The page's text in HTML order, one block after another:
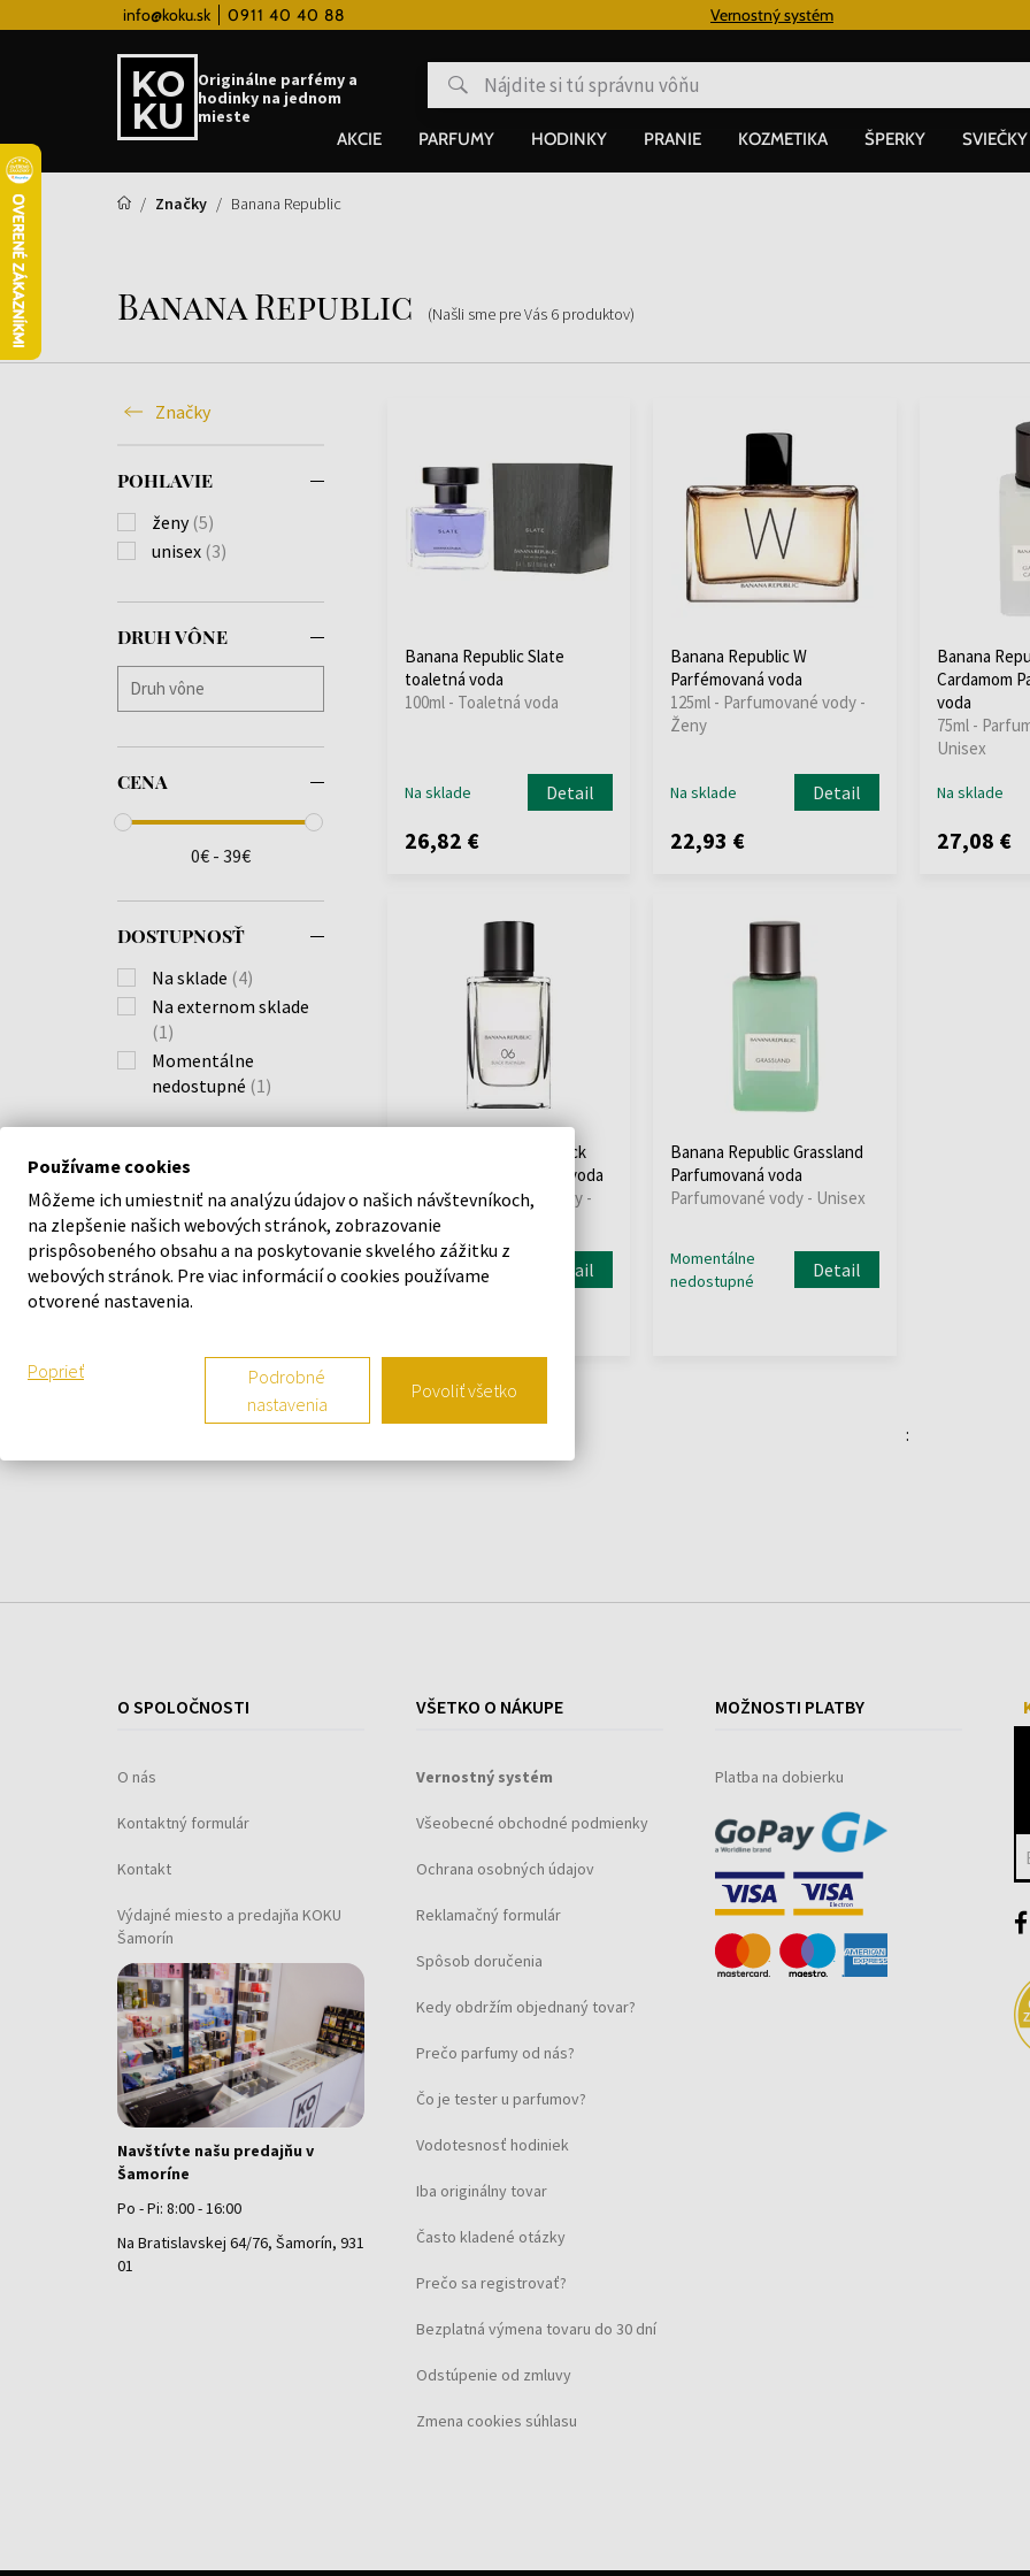
info@koku.sk 0911 40 40 88
Doprava zadarmo pre všetky hodinky od 80€ Vernostný systém
Originálne parfémy a
hodinky na jednom
mieste
AKCIE
PARFUMY HODINKY PRANIE KOZMETIKA ŠPERKY SVIEČKY
Značky Banana Republic
Banana Republic (Našli sme pre Vás 6 produktov)
Značky
POHLAVIE
ženy(5)
unisex (3)
DRUH VÔNE
CENA
0€ - 39€
DOSTUPNOSŤ
Na sklade (4)
Na externom sklade
(1)
Momentálne
nedostupné (1)
OBJEM
75ml - 125ml
Banana Republic Slate
toaletná voda
100ml - Toaletná voda
Na sklade Detail
26,82 €
Banana Republic W
Parfémovaná voda
125ml - Parfumované vody -
Ženy
Na sklade Detail
22,93 €
Banana
Cardamom
voda
75ml -
Unisex
Na sklade
27,08 €
Banana Republic 06 Black
Platinum Parfumovaná voda
75ml - Parfumované vody -
Unisex
Odošleme do
12.08.
Detail
Banana Republic Grassland
Parfumovaná voda
Parfumované vody - Unisex
Momentálne
nedostupné
Detail
:
O SPOLOČNOSTI
O nás
Kontaktný formulár
Kontakt
Výdajné miesto a predajňa KOKU
Šamorín
Navštívte našu predajňu v
Šamoríne
Po - Pi: 8:00 - 16:00
Na Bratislavskej 64/76, Šamorín, 931
01
VŠETKO O NÁKUPE
Vernostný systém
Všeobecné obchodné podmienky
Ochrana osobných údajov
Reklamačný formulár
Spôsob doručenia
Kedy obdržím objednaný tovar?
Prečo parfumy od nás?
Čo je tester u parfumov?
Vodotesnosť hodiniek
Iba originálny tovar
Často kladené otázky
Prečo sa registrovať?
Bezplatná výmena tovaru do 30 dní
Odstúpenie od zmluvy
Zmena cookies súhlasu
MOŽNOSTI PLATBY
Platba na dobierku
Používame cookies
Môžeme ich umiestniť na analýzu údajov o našich návštevníkoch,
na zlepšenie našich webových stránok, zobrazovanie
prispôsobeného obsahu a na poskytovanie skvelého zážitku z
webových stránok. Pre viac informácií o cookies používame
otvorené nastavenia.
Poprieť
Podrobné
nastavenia
Povoliť všetko